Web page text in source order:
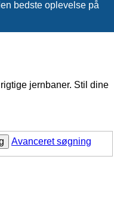
bedste oplevelse på
jernbaner. Stil dine
Avanceret søgning